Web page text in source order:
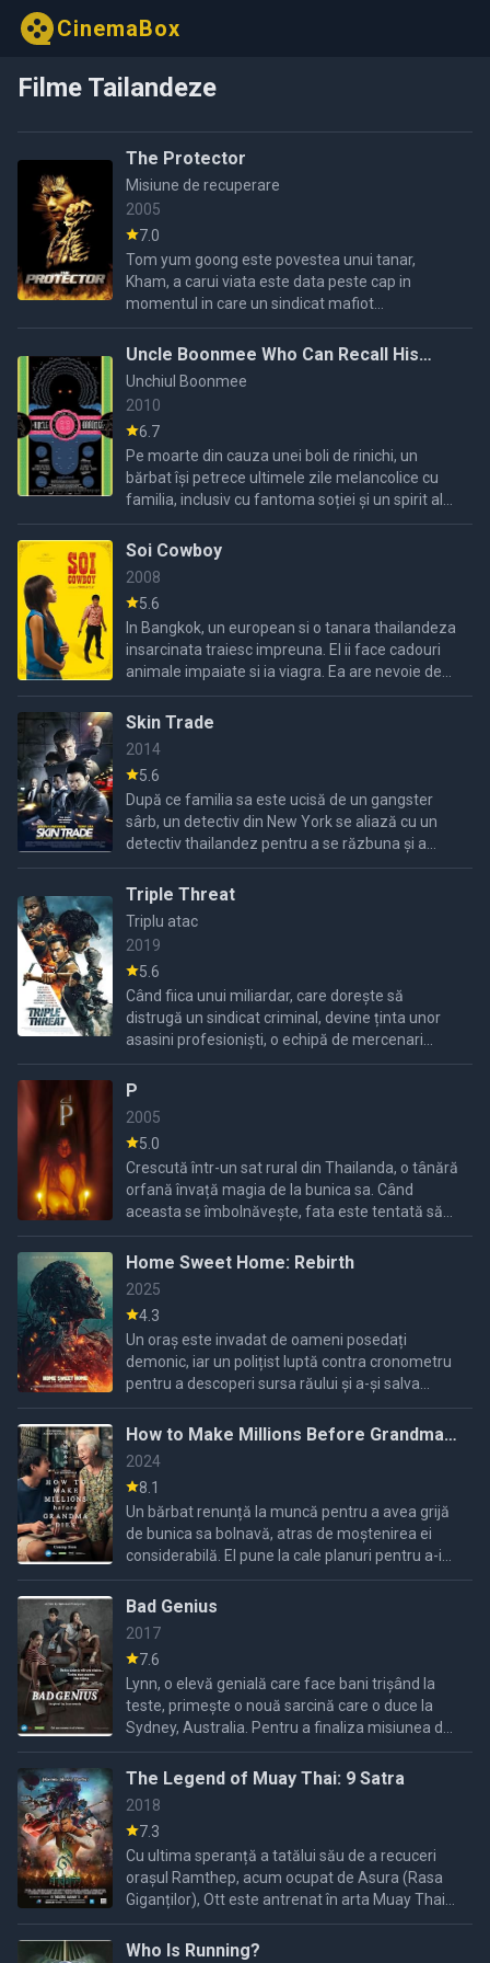
CinemaBox
Filme Tailandeze
The Protector
Misiune de recuperare
2005
7.0
Tom yum goong este povestea unui tanar,
Kham, a carui viata este data peste cap in
momentul in care un sindicat mafiot
international captureaza din Tailanda, tara lui de
bastina, doi elefanti si-i ...
Uncle Boonmee Who Can Recall His
Past Lives
Unchiul Boonmee
2010
6.7
Pe moarte din cauza unei boli de rinichi, un
bărbat își petrece ultimele zile melancolice cu
familia, inclusiv cu fantoma soției și un spirit al
pădurii care fusese fiul său, într-o fermă din
nordul ...
Soi Cowboy
2008
5.6
In Bangkok, un european si o tanara thailandeza
insarcinata traiesc impreuna. El ii face cadouri
animale impaiate si ia viagra. Ea are nevoie de
protectie, iar el e cea mai buna cale sa stea
departe ...
Skin Trade
2014
5.6
După ce familia sa este ucisă de un gangster
sârb, un detectiv din New York se aliază cu un
detectiv thailandez pentru a se răzbuna și a
distruge rețeaua de trafic de persoane.
Triple Threat
Triplu atac
2019
5.6
Când fiica unui miliardar, care dorește să
distrugă un sindicat criminal, devine ținta unor
asasini profesioniști, o echipă de mercenari
trebuie să o protejeze.
P
2005
5.0
Crescută într-un sat rural din Thailanda, o tânără
orfană învață magia de la bunica sa. Când
aceasta se îmbolnăvește, fata este tentată să
plece la Bangkok pentru a găsi de lucru și a
cumpăra ...
Home Sweet Home: Rebirth
2025
4.3
Un oraș este invadat de oameni posedați
demonic, iar un polițist luptă contra cronometru
pentru a descoperi sursa răului și a-și salva
familia.
How to Make Millions Before Grandma
Dies
2024
8.1
Un bărbat renunță la muncă pentru a avea grijă
de bunica sa bolnavă, atras de moștenirea ei
considerabilă. El pune la cale planuri pentru a-i
câștiga favoarea înainte ca ea să treacă în
neființă.
Bad Genius
2017
7.6
Lynn, o elevă genială care face bani trișând la
teste, primește o nouă sarcină care o duce la
Sydney, Australia. Pentru a finaliza misiunea de
milioane de baht, ea și colegii ei trebuie să ducă
la bun ...
The Legend of Muay Thai: 9 Satra
2018
7.3
Cu ultima speranță a tatălui său de a recuceri
orașul Ramthep, acum ocupat de Asura (Rasa
Giganților), Ott este antrenat în arta Muay Thai
pentru a livra 9 Satra, arma sacră, prințului din
Ramthep.
Who Is Running?